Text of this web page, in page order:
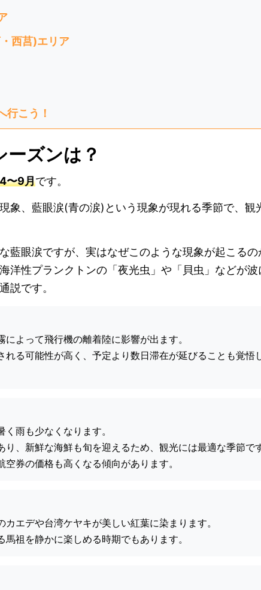
西莒)エリア
行こう！
ーズンは？
4〜9月です。
象、藍眼涙(青の涙)という現象が現れる季節で、観
藍眼涙ですが、実はなぜこのような現象が起こる
洋性プランクトンの「夜光虫」や「貝虫」などが波
説です。
よって飛行機の離着陸に影響が出ます。
れる可能性が高く、予定より数日滞在が延びることも覚悟
雨も少なくなります。
、新鮮な海鮮も旬を迎えるため、観光には最適な季節で
券の価格も高くなる傾向があります。
エデや台湾ケヤキが美しい紅葉に染まります。
祖を静かに楽しめる時期でもあります。